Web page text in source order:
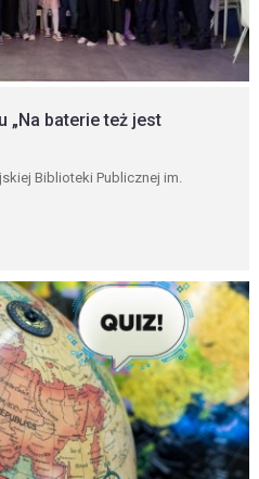
„Na baterie też jest
Biblioteki Publicznej im.